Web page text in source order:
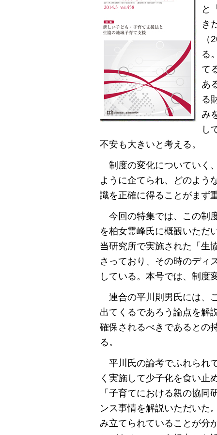
と
き
る
て
あ
る
み
し
不安も大きいと考える。
制度の変化についていく
ように企てられ、どのよう
識を正確に得ることがまず
今回の特集では、この制
を柏女霊峰氏に概観いただ
当研究所で実施された「生
さっており、その時のディ
している。本号では、制度
連合の平川則男氏には、
出てくるであろう論点を解
確保されるべきであるとの
る。
平川氏の論考でふれられ
く実施して少子化を食い止
「子育てにおける親の協
ンス事情を解説いただいた
み立てられていることが分